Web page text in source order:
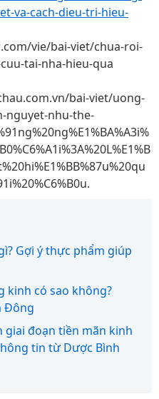
va-cach-dieu-tri-hieu-
vie/bai-viet/chua-roi-
tai-nha-hieu-qua
bai-viet/uong-
nguyet-nhu-the-
Gợi ý thực phẩm giúp
kinh có sao không?
Đông
giai đoạn tiền mãn kinh
tin từ Dược Bình